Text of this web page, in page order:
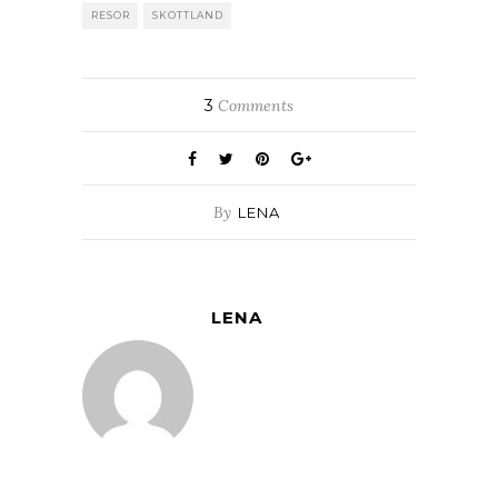
RESOR SKOTTLAND
3 Comments
By LENA
LENA